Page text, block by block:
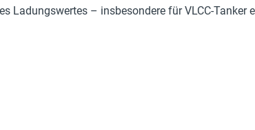
Ladungswertes – insbesondere für VLCC-Tanker